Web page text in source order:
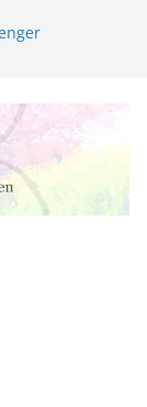
ha elfelejtesz